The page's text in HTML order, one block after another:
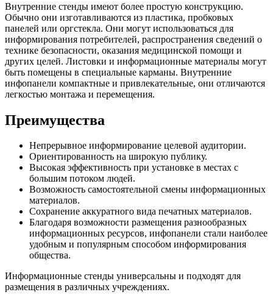
Внутренние стенды имеют более простую конструкцию.
Обычно они изготавливаются из пластика, пробковых
панелей или оргстекла. Они могут использоваться для
информирования потребителей, распространения сведений о
технике безопасности, оказания медицинской помощи и
других целей. Листовки и информационные материалы могут
быть помещены в специальные карманы. Внутренние
инфопанели компактные и привлекательные, они отличаются
легкостью монтажа и перемещения.
Преимущества
Непрерывное информирование целевой аудитории.
Ориентированность на широкую публику.
Высокая эффективность при установке в местах с
большим потоком людей.
Возможность самостоятельной смены информационных
материалов.
Сохранение аккуратного вида печатных материалов.
Благодаря возможности размещения разнообразных
информационных ресурсов, инфопанели стали наиболее
удобным и популярным способом информирования
общества.
Информационные стенды универсальны и подходят для
размещения в различных учреждениях.